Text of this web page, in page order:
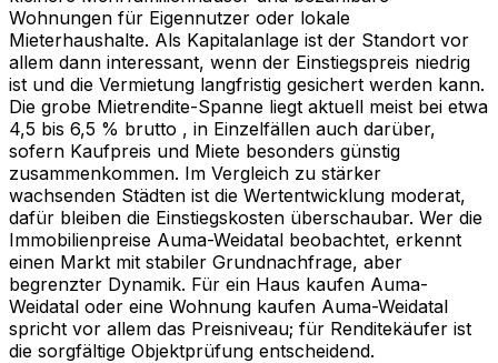
Wohnungen für Eigennutzer oder lokale
Mieterhaushalte. Als Kapitalanlage ist der Standort vor
allem dann interessant, wenn der Einstiegspreis niedrig
ist und die Vermietung langfristig gesichert werden kann.
Die grobe Mietrendite-Spanne liegt aktuell meist bei etwa
4,5 bis 6,5 % brutto , in Einzelfällen auch darüber,
sofern Kaufpreis und Miete besonders günstig
zusammenkommen. Im Vergleich zu stärker
wachsenden Städten ist die Wertentwicklung moderat,
dafür bleiben die Einstiegskosten überschaubar. Wer die
Immobilienpreise Auma-Weidatal beobachtet, erkennt
einen Markt mit stabiler Grundnachfrage, aber
begrenzter Dynamik. Für ein Haus kaufen Auma-
Weidatal oder eine Wohnung kaufen Auma-Weidatal
spricht vor allem das Preisniveau; für Renditekäufer ist
die sorgfältige Objektprüfung entscheidend.